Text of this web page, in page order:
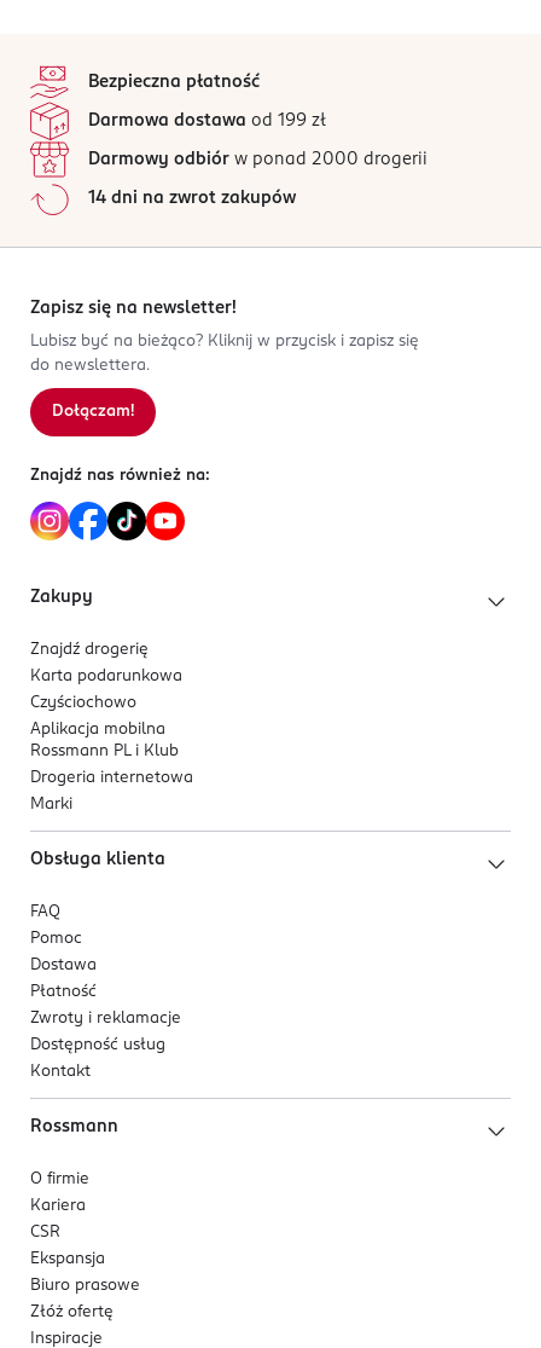
Bezpieczna płatność
Darmowa dostawa od 199 zł
Darmowy odbiór w ponad 2000 drogerii
14 dni na zwrot zakupów
Zapisz się na newsletter!
Lubisz być na bieżąco? Kliknij w przycisk i zapisz się
do newslettera.
Dołączam!
Znajdź nas również na:
Zakupy
Znajdź drogerię
Karta podarunkowa
Czyściochowo
Aplikacja mobilna
Rossmann PL i Klub
Drogeria internetowa
Marki
Obsługa klienta
FAQ
Pomoc
Dostawa
Płatność
Zwroty i reklamacje
Dostępność usług
Kontakt
Rossmann
O firmie
Kariera
CSR
Ekspansja
Biuro prasowe
Złóż ofertę
Inspiracje